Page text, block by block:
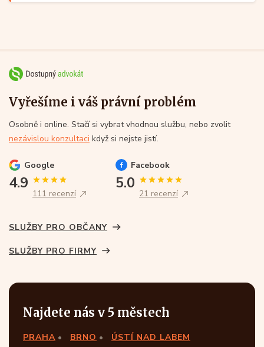
Vyřešíme i váš právní problém
Osobně i online. Stačí si vybrat vhodnou službu, nebo zvolit
nezávislou konzultaci když si nejste jistí.
Google
4.9
111 recenzí
Facebook
5.0
21 recenzí
SLUŽBY PRO OBČANY
SLUŽBY PRO FIRMY
Najdete nás v 5 městech
PRAHA BRNO
ÚSTÍ NAD LABEM